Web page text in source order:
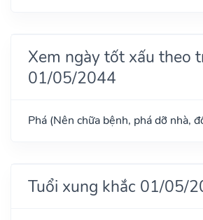
Xem ngày tốt xấu theo
01/05/2044
Phá (Nên chữa bệnh, phá dỡ nhà,
Tuổi xung khắc 01/05/